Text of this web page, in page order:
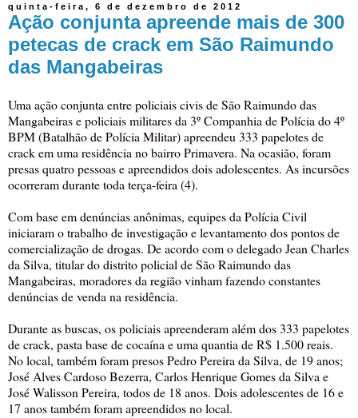
quinta-feira, 6 de dezembro de 2012
Ação conjunta apreende mais de 300
petecas de crack em São Raimundo
das Mangabeiras
Uma ação conjunta entre policiais civis de São Raimundo das
Mangabeiras e policiais militares da 3º Companhia de Polícia do 4º
BPM (Batalhão de Polícia Militar) apreendeu 333 papelotes de
crack em uma residência no bairro Primavera. Na ocasião, foram
presas quatro pessoas e apreendidos dois adolescentes. As incursões
ocorreram durante toda terça-feira (4).
Com base em denúncias anônimas, equipes da Polícia Civil
iniciaram o trabalho de investigação e levantamento dos pontos de
comercialização de drogas. De acordo com o delegado Jean Charles
da Silva, titular do distrito policial de São Raimundo das
Mangabeiras, moradores da região vinham fazendo constantes
denúncias de venda na residência.
Durante as buscas, os policiais apreenderam além dos 333 papelotes
de crack, pasta base de cocaína e uma quantia de R$ 1.500 reais.
No local, também foram presos Pedro Pereira da Silva, de 19 anos;
José Alves Cardoso Bezerra, Carlos Henrique Gomes da Silva e
José Walisson Pereira, todos de 18 anos. Dois adolescentes de 16 e
17 anos também foram apreendidos no local.